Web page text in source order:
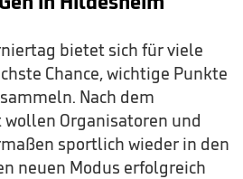
bietet sich für viele
Chance, wichtige Punkte
Nach dem
Organisatoren und
sportlich wieder in den
neuen Modus erfolgreich